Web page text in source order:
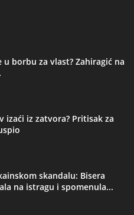
u borbu za vlast? Zahiragić na
izaći iz zatvora? Pritisak za
skandalu: Bisera
na istragu i spomenula...